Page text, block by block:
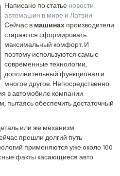
Написано по статьеновости
автомашин в мире и Латвии.
Сейчас вмашинахпроизводители
стараются сформировать
максимальный комфорт. И
поэтому используются самые
современные технологии,
дополнительный функционал и
многое другое. Непосредственно
в автомобиле компании
пытаясь обеспечить достаточный
или же механизм
прошли долгий путь
применяются уже около 100
факты касающиеся авто